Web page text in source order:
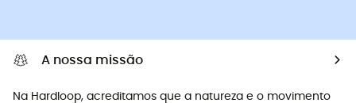
A nossa missão
Na Hardloop, acreditamos que a natureza e o movimento